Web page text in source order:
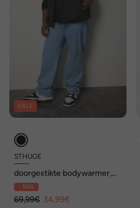
SALE
STHUGE
doorgestikte bodywarmer,
opstaande kraag, gerecycled,
tot 8XL
- 50%
69,99€ 34,99€